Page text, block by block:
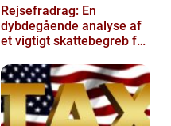
Rejsefradrag: En
dybdegående analyse af
et vigtigt skattebegreb for